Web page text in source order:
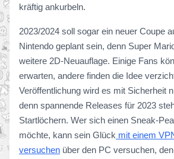
kräftig ankurbeln.
2023/2024 soll sogar ein neuer Coupe
Nintendo geplant sein, denn Super
weitere 2D-Neuauflage. Einige Fans
erwarten, andere finden die Idee
Veröffentlichung wird es mit Sicherheit
denn spannende Releases für 2023
Startlöchern. Wer sich einen Sneak-
möchte, kann sein Glück mit einem
versuchen über den PC versuchen,